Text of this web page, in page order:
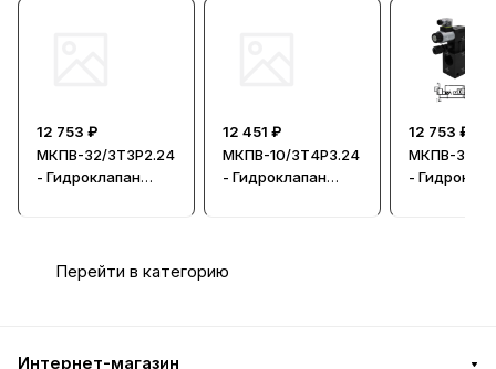
12 753 ₽
МКПВ-32/3Т3Р2.24
- Гидроклапан
12 451 ₽
МКПВ-10/3Т4Р3.24
- Гидроклапан
12 753 ₽
МКПВ-32/
-
Перейти в категорию
Интернет-магазин